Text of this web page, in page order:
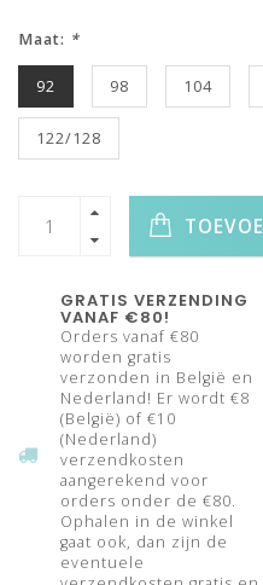
Maat: *
92 98 104
122/128
GRATIS VERZENDING
VANAF €80!
Orders vanaf €80
worden gratis
verzonden in België en
Nederland! Er wordt €8
(België) of €10
(Nederland)
verzendkosten
aangerekend voor
orders onder de €80.
Ophalen in de winkel
gaat ook, dan zijn de
eventuele